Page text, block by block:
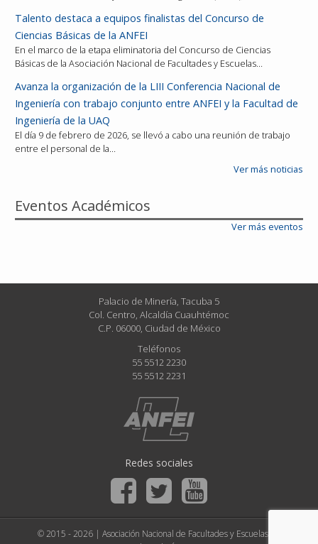
Talento destaca a equipos finalistas del Concurso de
Ciencias Básicas de la ANFEI
En el marco de la etapa eliminatoria del Concurso de Ciencias
Básicas de la Asociación Nacional de Facultades y Escuelas…
Avanza la organización de la LIII Conferencia Nacional de
Ingeniería con trabajo conjunto entre ANFEI y la Facultad de
Ingeniería de la UAQ
El día 9 de febrero de 2026, se llevó a cabo una reunión de trabajo
entre el personal de la…
Ver más noticias
Eventos Académicos
Ver más eventos
Palacio de Minería, Tacuba 5
Col. Centro, Alcaldía Cuauhtémoc
C.P. 06000, Ciudad de México
Teléfonos
55 5512 2230
55 5512 2231
Redes sociales
© 2015 - 2026 | Asociación Nacional de Facultades y Escuelas de